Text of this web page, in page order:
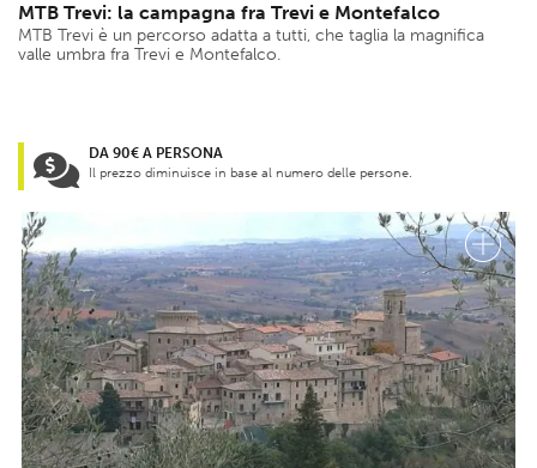
MTB Trevi: la campagna fra Trevi e Montefalco
MTB Trevi è un percorso adatta a tutti, che taglia la magnifica
valle umbra fra Trevi e Montefalco.
DA 90€ A PERSONA
Il prezzo diminuisce in base al numero delle persone.